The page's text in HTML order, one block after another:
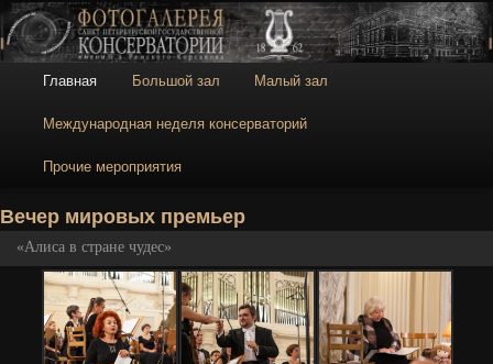
Галерея
Галерея Санкт-
Петербургской
консерватории
Главное меню
Перейти к основному содержимому
Перейти к дополнительному содержимому
Главная Большой зал Малый зал
Международная неделя консерваторий
Прочие мероприятия
Вечер мировых премьер
«Алиса в стране чудес»